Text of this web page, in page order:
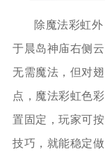
除魔法彩虹
于晨岛神庙右侧
无需魔法，但对
点，魔法彩虹色
置固定，玩家可
技巧，就能稳定